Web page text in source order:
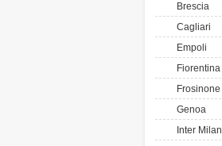
Brescia
Cagliari
Empoli
Fiorentina
Frosinone
Genoa
Inter Milan